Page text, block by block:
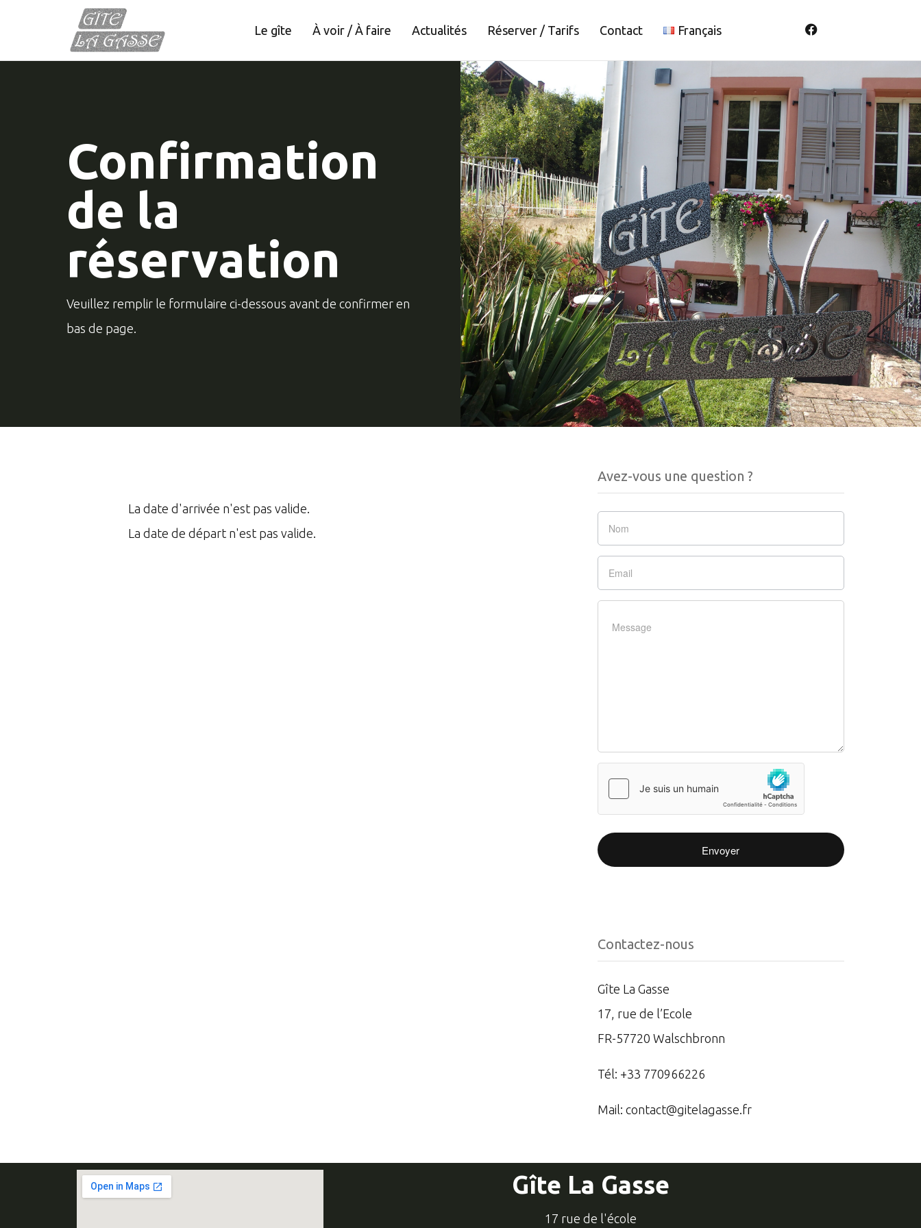
Le gîte À voir / À faire Actualités Réserver / Tarifs Contact Français
Confirmation
de la
réservation
Veuillez remplir le formulaire ci-dessous avant de confirmer en
bas de page.
La date d'arrivée n'est pas valide.
La date de départ n'est pas valide.
Avez-vous une question ?
Contactez-nous
Gîte La Gasse
17, rue de l’Ecole
FR-57720 Walschbronn
Tél: +33 770966226
Mail: contact@gitelagasse.fr
Gîte La Gasse
17 rue de l'école